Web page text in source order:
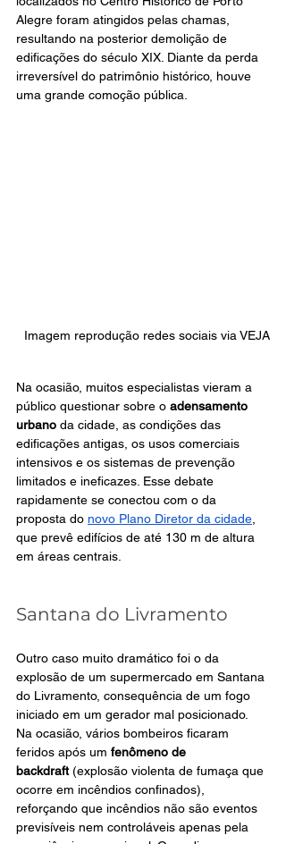
Alegre foram atingidos pelas chamas,
resultando na posterior demolição de
edificações do século XIX. Diante da perda
irreversível do patrimônio histórico, houve
uma grande comoção pública.
Imagem reprodução redes sociais via VEJA
Na ocasião, muitos especialistas vieram a
público questionar sobre o adensamento
urbano da cidade, as condições das
edificações antigas, os usos comerciais
intensivos e os sistemas de prevenção
limitados e ineficazes. Esse debate
rapidamente se conectou com o da
proposta do novo Plano Diretor da cidade
que prevê edifícios de até 130 m de altura
em áreas centrais.
Santana do Livramento
Outro caso muito dramático foi o da
explosão de um supermercado em Santana
do Livramento, consequência de um fogo
iniciado em um gerador mal posicionado.
Na ocasião, vários bombeiros ficaram
feridos após um fenômeno de
backdraft (explosão violenta de fumaça que
ocorre em incêndios confinados),
reforçando que incêndios não são eventos
previsíveis nem controláveis apenas pela